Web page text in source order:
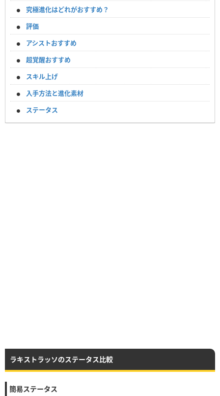
究極進化はどれがおすすめ？
評価
アシストおすすめ
超覚醒おすすめ
スキル上げ
入手方法と進化素材
ステータス
ラキストラッソのステータス比較
簡易ステータス